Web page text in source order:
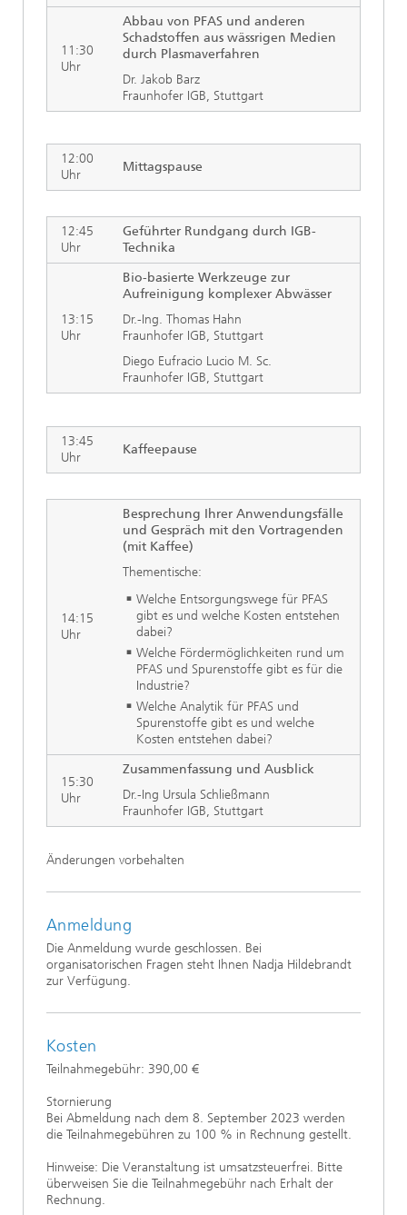
11:30
Uhr
Abbau von PFAS und anderen
Schadstoffen aus wässrigen Medien
durch Plasmaverfahren
Dr. Jakob Barz
Fraunhofer IGB, Stuttgart
12:00
Uhr
Mittagspause
12:45
Uhr
Geführter Rundgang durch IGB-
Technika
13:15
Uhr
Bio-basierte Werkzeuge zur
Aufreinigung komplexer Abwässer
Dr.-Ing. Thomas Hahn
Fraunhofer IGB, Stuttgart
Diego Eufracio Lucio M. Sc.
Fraunhofer IGB, Stuttgart
13:45
Uhr
Kaffeepause
14:15
Uhr
Besprechung Ihrer Anwendungsfälle
und Gespräch mit den Vortragenden
(mit Kaffee)
Thementische:
Welche Entsorgungswege für PFAS
gibt es und welche Kosten entstehen
dabei?
Welche Fördermöglichkeiten rund um
PFAS und Spurenstoffe gibt es für die
Industrie?
Welche Analytik für PFAS und
Spurenstoffe gibt es und welche
Kosten entstehen dabei?
15:30
Uhr
Zusammenfassung und Ausblick
Dr.-Ing Ursula Schließmann
Fraunhofer IGB, Stuttgart
Änderungen vorbehalten
Anmeldung
Die Anmeldung wurde geschlossen. Bei
organisatorischen Fragen steht Ihnen Nadja Hildebrandt
zur Verfügung.
Kosten
Teilnahmegebühr: 390,00 €
Stornierung
Bei Abmeldung nach dem 8. September 2023 werden
die Teilnahmegebühren zu 100 % in Rechnung gestellt.
Hinweise: Die Veranstaltung ist umsatzsteuerfrei. Bitte
überweisen Sie die Teilnahmegebühr nach Erhalt der
Rechnung.